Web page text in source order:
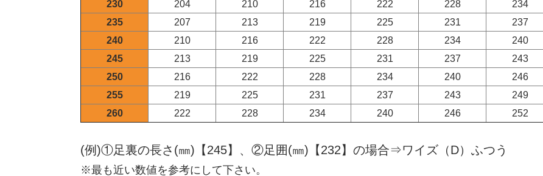
230
204 210 216 222 228 234
235
207 213 219 225 231 237
240
210 216 222 228 234 240
245
213 219 225 231 237 243
250
216 222 228 234 240 246
255
219 225 231 237 243 249
260
222 228 234 240 246 252
(例)①足裏の長さ(㎜)【245】、 ②足囲(㎜)【232】の場合⇒ワイズ（D）ふつう
※最も近い数値を参考にして下さい。